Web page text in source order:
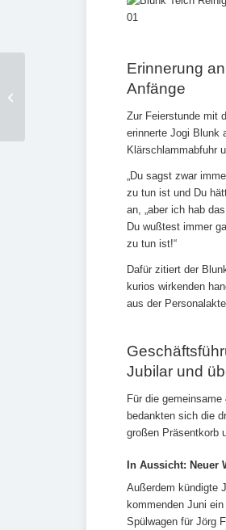
Erinnerung
Anfänge
Zur Feierstunde mit
erinnerte Jogi Blunk
Klärschlammabfuhr
„Du sagst zwar
zu tun ist und Du
an, „aber ich hab
Du wußtest immer
zu tun ist!“
Dafür zitiert der
kurios wirkenden
aus der
Jubilar und
Für die
bedankten sich die
großen Präsentkorb
In Aussicht: Neuer
Außerdem kündigte
kommenden Juni
Spülwagen für Jörg